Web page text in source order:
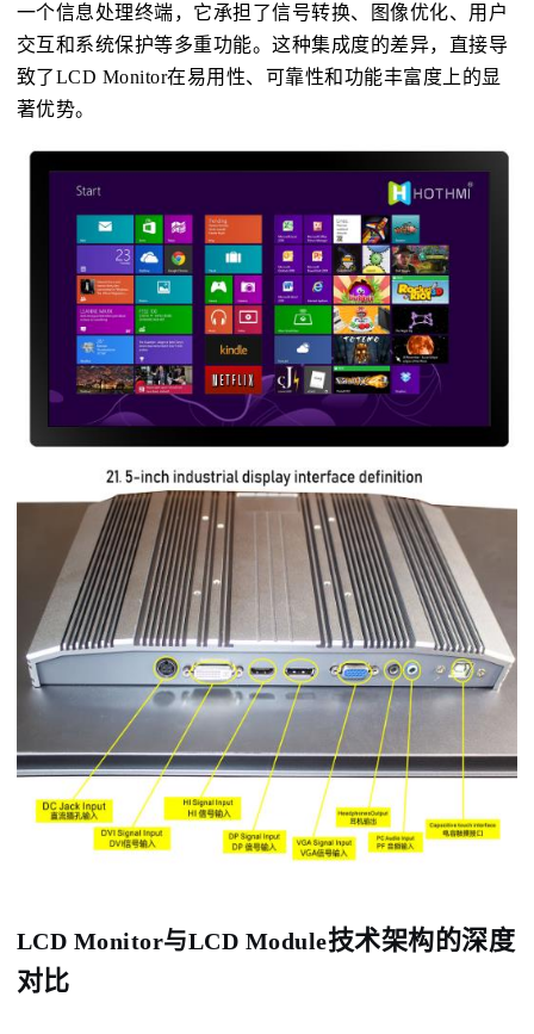
一个信息处理终端，它承担了信号转换、图像优化、用户
交互和系统保护等多重功能。这种集成度的差异，直接导
致了LCD Monitor在易用性、可靠性和功能丰富度上的显
著优势。
LCD Monitor与LCD Module技术架构的深度
对比